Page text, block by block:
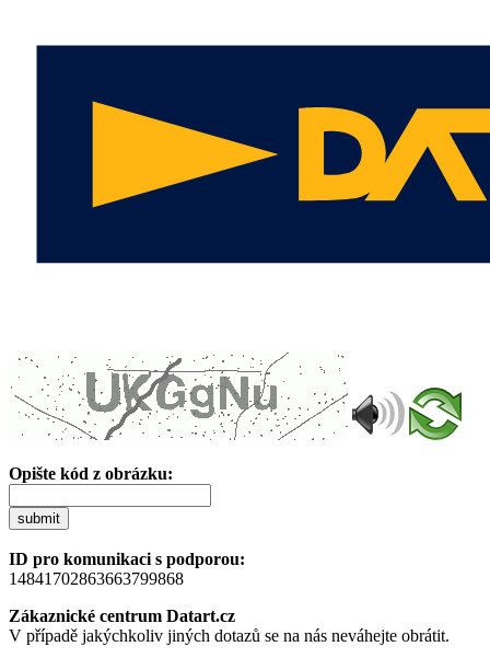
Opište kód z obrázku:
submit
ID pro komunikaci s podporou:
14841702863663799868
Zákaznické centrum Datart.cz
V případě jakýchkoliv jiných dotazů se na nás neváhejte obrátit.